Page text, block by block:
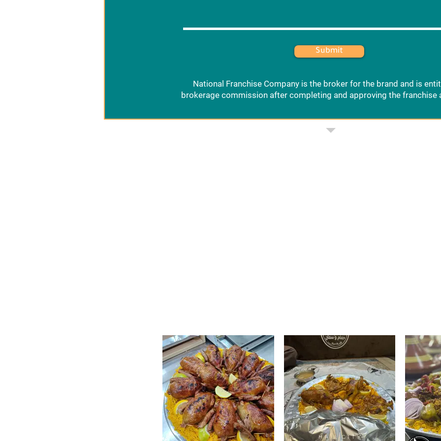
Submit
National Franchise Company is the broker for the brand and is
brokerage commission after completing and approving the franchise